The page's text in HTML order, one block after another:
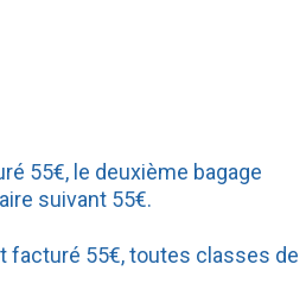
55€, le deuxième bagage
suivant 55€.
facturé 55€, toutes classes de